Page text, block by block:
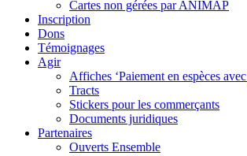
Cartes non gérées par ANIMAP
Inscription
Dons
Témoignages
Agir
Affiches ‘Paiement en espèces
Tracts
Stickers pour les commerçants
Documents juridiques
Partenaires
Ouverts Ensemble